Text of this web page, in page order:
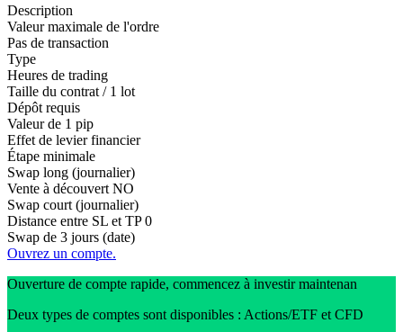
Description
Valeur maximale de l'ordre
Pas de transaction
Type
Heures de trading
Taille du contrat / 1 lot
Dépôt requis
Valeur de 1 pip
Effet de levier financier
Étape minimale
Swap long (journalier)
Vente à découvert NO
Swap court (journalier)
Distance entre SL et TP 0
Swap de 3 jours (date)
Ouvrez un compte.
Ouverture de compte rapide, commencez à investir maintenan
Deux types de comptes sont disponibles : Actions/ETF et CFD